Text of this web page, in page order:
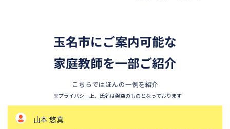
東邦大学付属東邦中学校
須磨学園中学校
北嶺中学校
白百合学園中学校
東京農業大学第一高等学校中
立教新座中学校
桐朋中学校
玉名市にご案内可能な
家庭教師を一部ご紹介
こちらではほんの一例を紹介
※プライバシー上、氏名は架空のものとなっております
山本 悠真